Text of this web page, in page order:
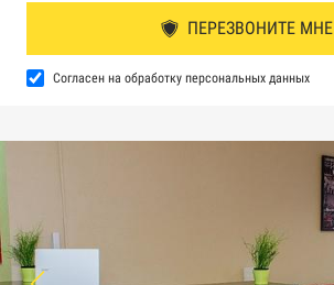
ПЕРЕЗВОНИТЕ МНЕ
Согласен на обработку персональных данных